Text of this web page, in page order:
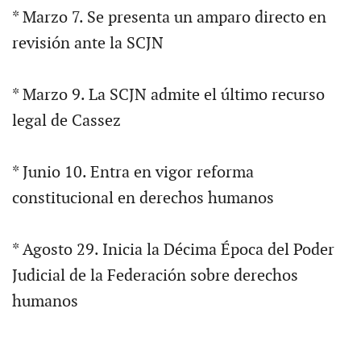
* Marzo 7. Se presenta un amparo directo en
revisión ante la SCJN
* Marzo 9. La SCJN admite el último recurso
legal de Cassez
* Junio 10. Entra en vigor reforma
constitucional en derechos humanos
* Agosto 29. Inicia la Décima Época del Poder
Judicial de la Federación sobre derechos
humanos